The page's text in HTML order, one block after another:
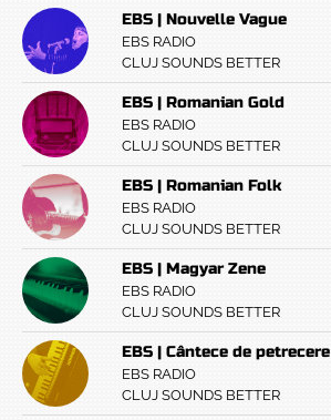
EBS | Nouvelle Vague
EBS RADIO
CLUJ SOUNDS BETTER
EBS | Romanian Gold
EBS RADIO
CLUJ SOUNDS BETTER
EBS | Romanian Folk
EBS RADIO
CLUJ SOUNDS BETTER
EBS | Magyar Zene
EBS RADIO
CLUJ SOUNDS BETTER
EBS | Cântece de petrecere
EBS RADIO
CLUJ SOUNDS BETTER